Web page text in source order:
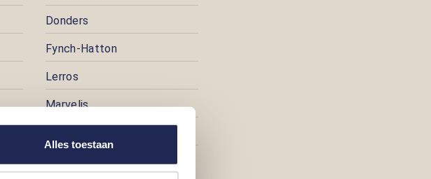
Alles toestaan
Donders
Fynch-Hatton
Lerros
Marvelis